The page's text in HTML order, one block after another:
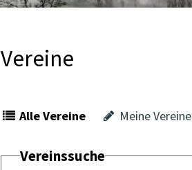
Vereine
Alle Vereine Meine Vereine
Vereinssuche